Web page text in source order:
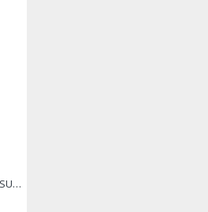
BLOCK ΚΑΘΑΡΙΣΜΟΥ ΓΙΑ: SUEDE ΚΑΙ NUBUCK